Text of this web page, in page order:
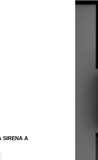
SIRENA A